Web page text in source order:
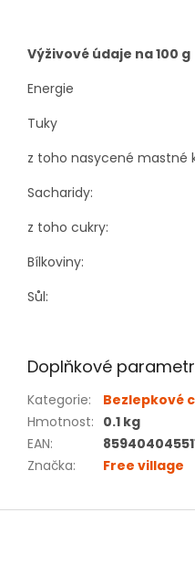
Výživové údaje na 100 g
Energie
Tuky
z toho nasycené mastné
Sacharidy:
z toho cukry:
Bílkoviny:
Sůl:
Doplňkové
Kategorie:
Bezlepkové
Hmotnost: 0.1 kg
EAN:
Značka: Free village
Z